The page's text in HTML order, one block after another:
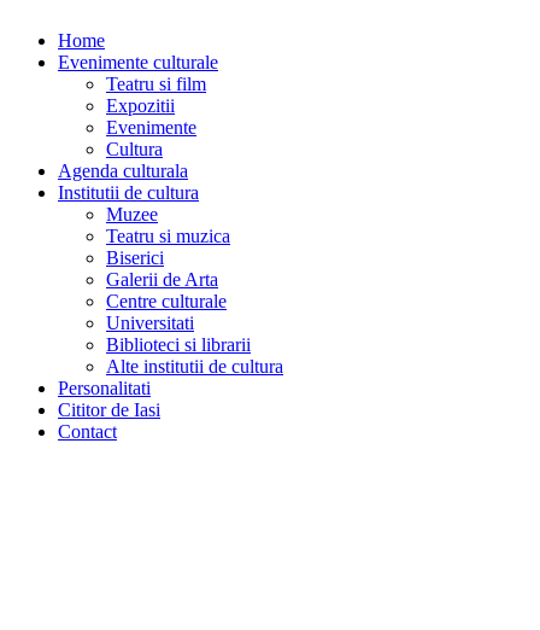
Home
Evenimente culturale
Teatru si film
Expozitii
Evenimente
Cultura
Agenda culturala
Institutii de cultura
Muzee
Teatru si muzica
Biserici
Galerii de Arta
Centre culturale
Universitati
Biblioteci si librarii
Alte institutii de cultura
Personalitati
Cititor de Iasi
Contact